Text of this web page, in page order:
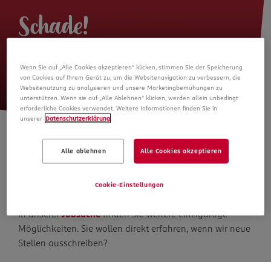
Schade!
mehr verfügbar
Die Suche geht weiter
In unsererJobsuchefinden Sie weitere einzigartige
Möglichkeiten. Sie wollen direkt erfahren, wenn wir neue
Stellen ausschreiben?
Wenn Sie auf „Alle Cookies akzeptieren“ klicken, stimmen Sie der Speicherung
von Cookies auf Ihrem Gerät zu, um die Websitenavigation zu verbessern, die
Websitenutzung zu analysieren und unsere Marketingbemühungen zu
unterstützen. Wenn sie auf „Alle Ablehnen“ klicken, werden allein unbedingt
erforderliche Cookies verwendet. Weitere Informationen finden Sie in
unserer Datenschutzerklärung
Alle ablehnen Alle Cookies akzeptieren
Cookie-Einstellungen